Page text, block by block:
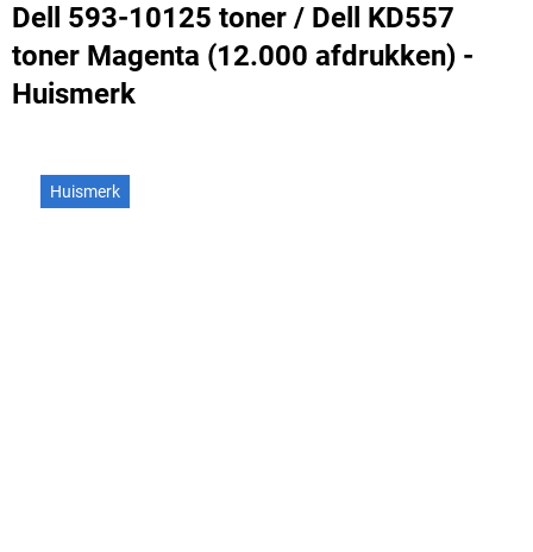
Dell 593-10125 toner / Dell KD557
toner Magenta (12.000 afdrukken) -
Huismerk
Huismerk